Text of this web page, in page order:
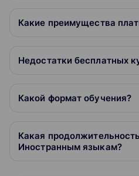
Какие преимущества
Недостатки бесплатных
Какой формат обучения?
Какая
Иностранным языкам?